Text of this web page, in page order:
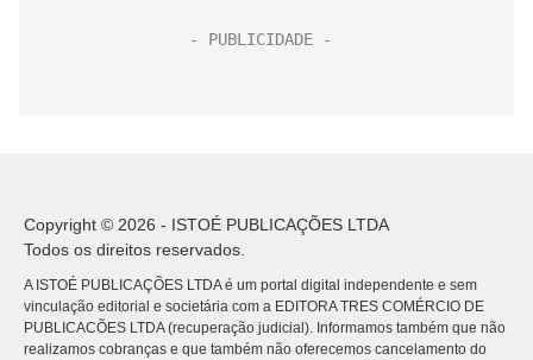
Copyright © 2026 - ISTOÉ PUBLICAÇÕES LTDA
Todos os direitos reservados.
A ISTOÉ PUBLICAÇÕES LTDA é um portal digital independente e sem
vinculação editorial e societária com a EDITORA TRES COMÉRCIO DE
PUBLICACÕES LTDA (recuperação judicial). Informamos também que não
realizamos cobranças e que também não oferecemos cancelamento do